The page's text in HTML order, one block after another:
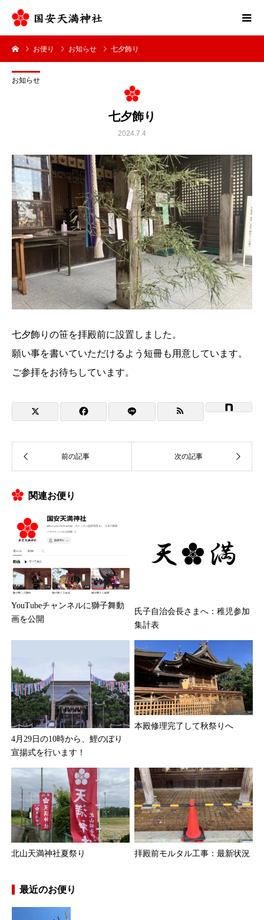
お便り お知らせ 七夕飾り
お知らせ
七夕飾り
2024.7.4
七夕飾りの笹を拝殿前に設置しました。
願い事を書いていただけるよう短冊も用意しています。
ご参拝をお待ちしています。
関連お便り
YouTubeチャンネルに獅子舞動
画を公開
氏子自治会長さまへ：稚児参加
集計表
4月29日の10時から、鯉のぼり
宣揚式を行います！
本殿修理完了して秋祭りへ
北山天満神社夏祭り 拝殿前モルタル工事：最新状況
最近のお便り